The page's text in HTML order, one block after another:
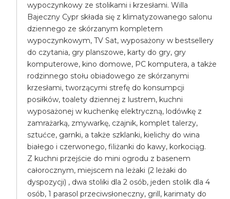
wypoczynkowy ze stolikami i krzesłami. Willa
Bajeczny Cypr składa się z klimatyzowanego salonu
dziennego ze skórzanym kompletem
wypoczynkowym, TV Sat, wyposażony w bestsellery
do czytania, gry planszowe, karty do gry, gry
komputerowe, kino domowe, PC komputera, a także
rodzinnego stołu obiadowego ze skórzanymi
krzesłami, tworzącymi strefę do konsumpcji
posiłków, toalety dziennej z lustrem, kuchni
wyposażonej w kuchenkę elektryczną, lodówkę z
zamrażarką, zmywarkę, czajnik, komplet talerzy,
sztućce, garnki, a także szklanki, kielichy do wina
białego i czerwonego, filiżanki do kawy, korkociąg.
Z kuchni przejście do mini ogrodu z basenem
całorocznym, miejscem na leżaki (2 leżaki do
dyspozycji) , dwa stoliki dla 2 osób, jeden stolik dla 4
osób, 1 parasol przeciwsłoneczny, grill, karimaty do